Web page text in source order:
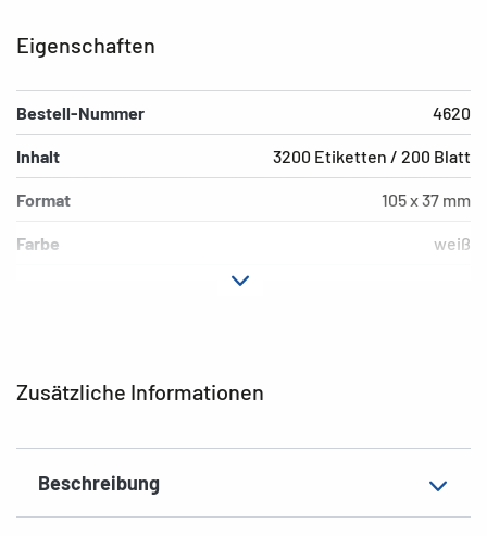
Zusätzliche Informationen
Beschreibung
Eigenschaften
Bestell-Nummer 4620
Inhalt 3200 Etiketten / 200 Blatt
Format 105 x 37 mm
Farbe weiß